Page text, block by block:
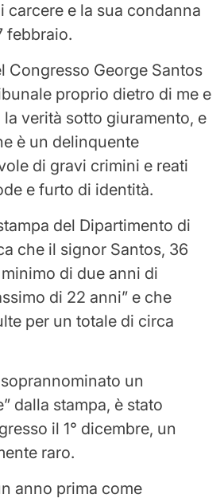
carcere e la sua condanna
febbraio.
Congresso George Santos
proprio dietro di me e
verità sotto giuramento, e
è un delinquente
di gravi crimini e reati
e furto di identità.
del Dipartimento di
che il signor Santos, 36
di due anni di
di 22 anni” e che
per un totale di circa
un
dalla stampa, è stato
il 1° dicembre, un
raro.
anno prima come